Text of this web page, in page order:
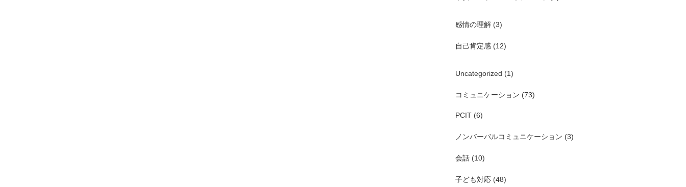
感情の理解 (3)
自己肯定感 (12)
Uncategorized (1)
コミュニケーション (73)
PCIT (6)
ノンバーバルコミュニケーション (3)
会話 (10)
子ども対応 (48)